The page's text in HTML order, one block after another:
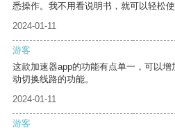
悉操作。我不用看说明书，就可以轻松使
2024-01-11
游客
这款加速器app的功能有点单一，可以
动切换线路的功能。
2024-01-11
游客